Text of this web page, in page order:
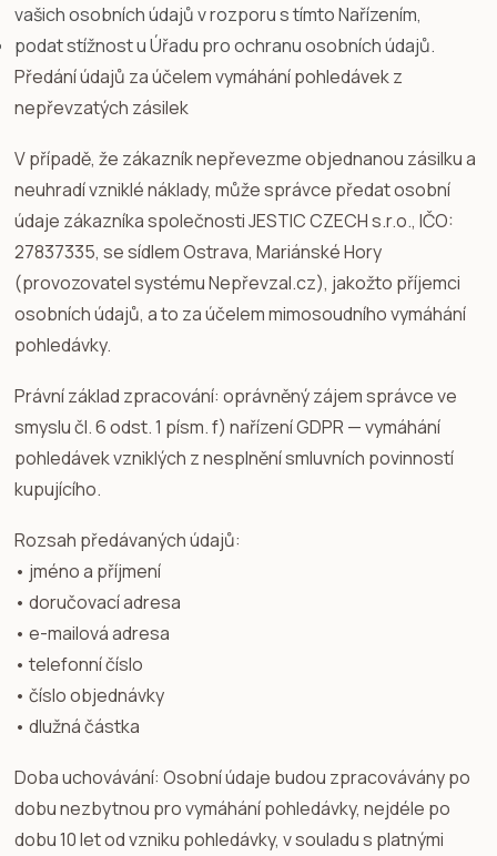
vašich osobních údajů v rozporu s tímto Nařízením,
podat stížnost u Úřadu pro ochranu osobních údajů.
Předání údajů za účelem vymáhání pohledávek z
nepřevzatých zásilek
V případě, že zákazník nepřevezme objednanou zásilku a
neuhradí vzniklé náklady, může správce předat osobní
údaje zákazníka společnosti JESTIC CZECH s.r.o., IČO:
27837335, se sídlem Ostrava, Mariánské Hory
(provozovatel systému Nepřevzal.cz), jakožto příjemci
osobních údajů, a to za účelem mimosoudního vymáhání
pohledávky.
Právní základ zpracování: oprávněný zájem správce ve
smyslu čl. 6 odst. 1 písm. f) nařízení GDPR — vymáhání
pohledávek vzniklých z nesplnění smluvních povinností
kupujícího.
Rozsah předávaných údajů:
• jméno a příjmení
• doručovací adresa
• e-mailová adresa
• telefonní číslo
• číslo objednávky
• dlužná částka
Doba uchovávání: Osobní údaje budou zpracovávány po
dobu nezbytnou pro vymáhání pohledávky, nejdéle po
dobu 10 let od vzniku pohledávky, v souladu s platnými